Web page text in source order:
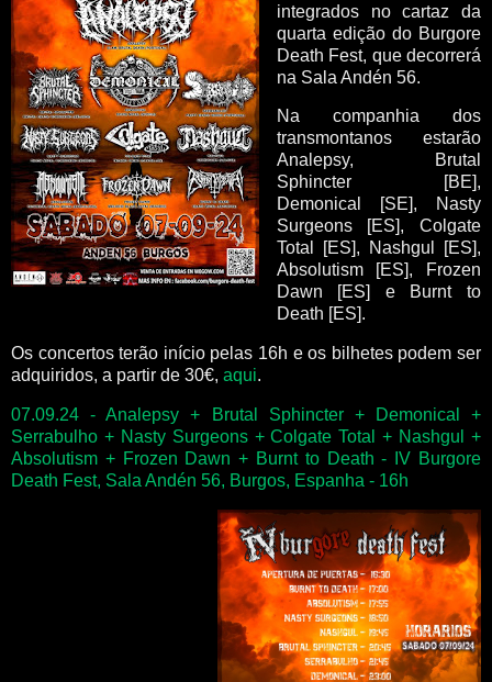
integrados no cartaz da
quarta edição do Burgore
Death Fest, que decorrerá
na Sala Andén 56.
Na companhia dos
transmontanos estarão
Analepsy, Brutal
Sphincter [BE],
Demonical [SE], Nasty
Surgeons [ES], Colgate
Total [ES], Nashgul [ES],
Absolutism [ES], Frozen
Dawn [ES] e Burnt to
Death [ES].
Os concertos terão início pelas 16h e os bilhetes podem ser
adquiridos, a partir de 30€, aqui.
07.09.24 - Analepsy + Brutal Sphincter + Demonical +
Serrabulho + Nasty Surgeons + Colgate Total + Nashgul +
Absolutism + Frozen Dawn + Burnt to Death - IV Burgore
Death Fest, Sala Andén 56, Burgos, Espanha - 16h